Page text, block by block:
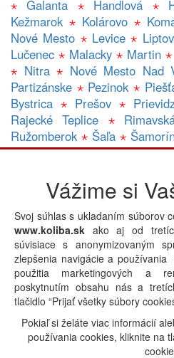
⋆Galanta ⋆ Handlová ⋆
Kežmarok⋆ Kolárovo⋆
Nové Mesto ⋆ Levice ⋆
Lučenec ⋆ Malacky ⋆ Martin ⋆
⋆ Nitra⋆ Nové Mesto Nad
Partizánske ⋆ Pezinok⋆
Bystrica ⋆ Prešov ⋆
Rajecké Teplice ⋆
Ružomberok⋆ Šaľa⋆
⋆Spišská Nová Ves⋆
Zlaté Moravce⋆Zvolen ⋆
Gastro prevádzky v lokalite
|G|H|CH|I|J|K |L|M|
V|W|X|Y| Z|
Powered by
Vážime si
Svoj súhlas s ukladaním súborov
www.koliba.sk ako aj od
súvisiace s anonymizovaným
zlepšenia navigácie a
použitia marketingových a
poskytnutím obsahu nás a
tlačidlo “Prijať všetky súbory
Pokiaľ si želáte viac informácií
používania cookies, kliknite na